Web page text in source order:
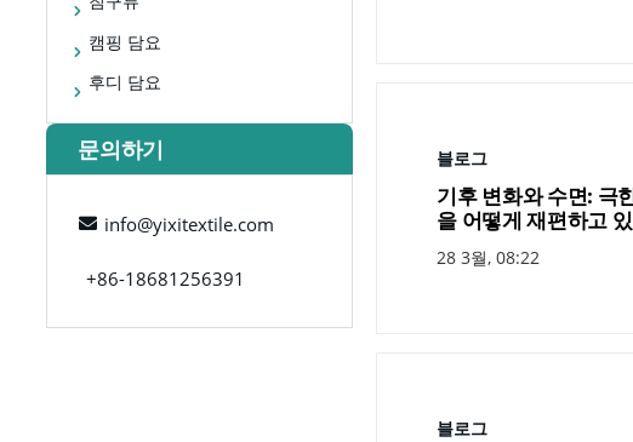
캠핑 담요
후디 담요
문의하기
info@yixitextile.com
+86-18681256391
블로그
기후 변화와 수면: 극
을 어떻게 재편하고
28 3월, 08:22
블로그